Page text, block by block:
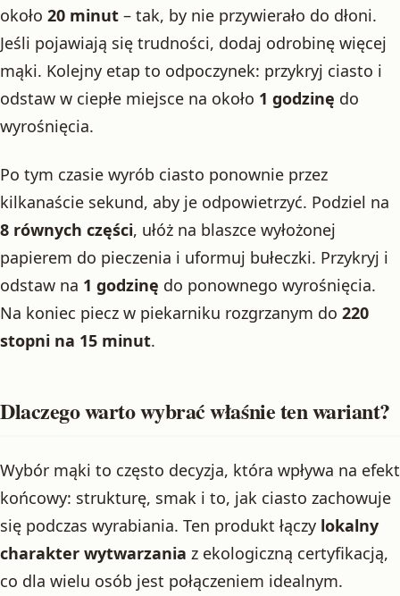
około 20 minut – tak, by nie przywierało do dłoni.
Jeśli pojawiają się trudności, dodaj odrobinę więcej
mąki. Kolejny etap to odpoczynek: przykryj ciasto i
odstaw w ciepłe miejsce na około 1 godzinę do
wyrośnięcia.
Po tym czasie wyrób ciasto ponownie przez
kilkanaście sekund, aby je odpowietrzyć. Podziel na
8 równych części, ułóż na blaszce wyłożonej
papierem do pieczenia i uformuj bułeczki. Przykryj i
odstaw na 1 godzinę do ponownego wyrośnięcia.
Na koniec piecz w piekarniku rozgrzanym do 220
stopni na 15 minut.
Dlaczego warto wybrać właśnie ten wariant?
Wybór mąki to często decyzja, która wpływa na efekt
końcowy: strukturę, smak i to, jak ciasto zachowuje
się podczas wyrabiania. Ten produkt łączy lokalny
charakter wytwarzania z ekologiczną certyfikacją,
co dla wielu osób jest połączeniem idealnym.